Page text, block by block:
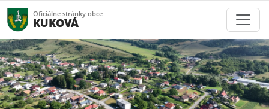
Oficiálne stránky obce
KUKOVÁ